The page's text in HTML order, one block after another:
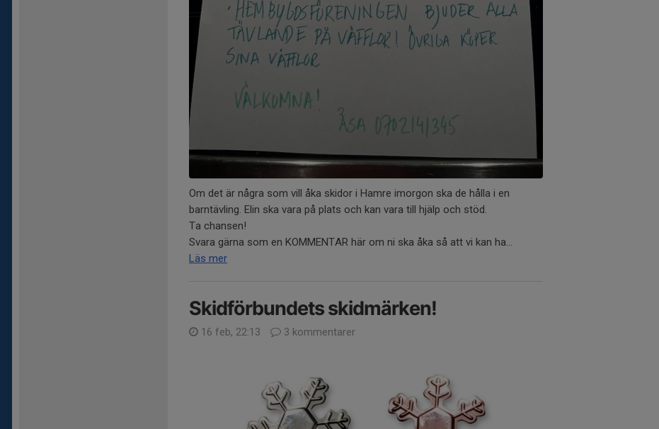
Om det är några som vill åka skidor i Hamre imorgon ska de hålla i en
barntävling. Elin ska vara på plats och kan vara till hjälp och stöd.
Ta chansen!
Svara gärna som en KOMMENTAR här om ni ska åka så att vi kan ha...
Läs mer
Skidförbundets skidmärken!
16 feb, 22:13 3 kommentarer